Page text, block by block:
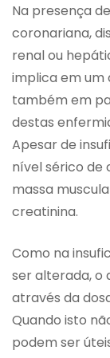
Na presença
coronariana,
renal ou
implica em um
também em
destas
Apesar de
nível sérico de
massa
creatinina.
Como na
ser alterada, o
através da
Quando isto
podem ser